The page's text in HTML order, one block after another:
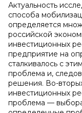
Актуальность
способа
определяется
российской
инвестиционных
предприятие на
сталкивалось с
проблема и,
решения. Во-
инвестиционных
проблема —